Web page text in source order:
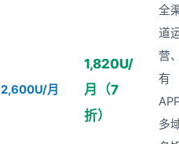
2,600U/月
1,820U/
月（7
折）
全
道
营
有
多